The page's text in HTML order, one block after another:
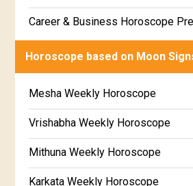
Free Star Horoscope
Free panchanga Predictions
Free Chinese Horoscope
Free Personal Horoscope
Free Chinese Compatibility
Career & Business Horoscope
Numerology Premium Report
Premium Gem Recommendation
Premium Ugadi Prediction
Premium Yoga Predictions
Horoscope based on Moon
Mesha Weekly Horoscope
Vrishabha Weekly Horoscope
Mithuna Weekly Horoscope
Karkata Weekly Horoscope